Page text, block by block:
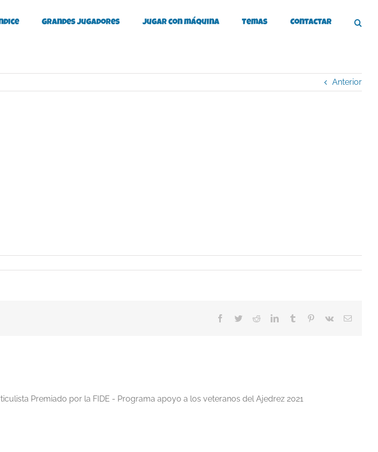
Grandes Jugadores Jugar con máquina Temas Contactar
Anterior
Facebook
TwitterRedditLinkedInTumblr Pinterest
Vk
Correo
Premiado por la FIDE - Programa apoyo a los veteranos del Ajedrez 2021